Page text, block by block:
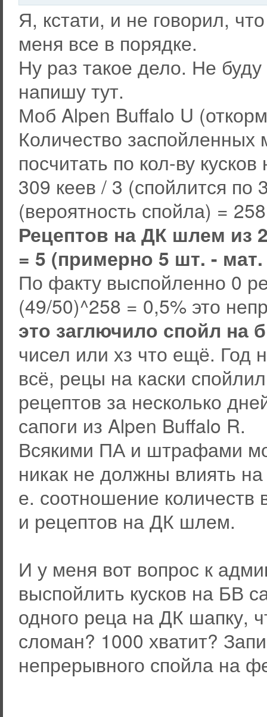
Я, кстати, и не говорил,
меня все в порядке.
Ну раз такое дело. Не
напишу тут.
Моб Alpen Buffalo U
Количество
посчитать по кол-ву
309 кеев / 3 (спойлится
(вероятность спойла) =
Рецептов на ДК шлем из
= 5 (примерно 5 шт. -
По факту выспойленно 0
(49/50)^258 = 0,5% это
это заглючило спойл на
чисел или хз что ещё. Год
всё, рецы на каски
рецептов за несколько
сапоги из Alpen Buffalo R.
Всякими ПА и штрафами
никак не должны влиять
е. соотношение
и рецептов на ДК шлем.
И у меня вот вопрос к
выспойлить кусков на БВ
одного реца на ДК шапку,
сломан? 1000 хватит?
непрерывного спойла на